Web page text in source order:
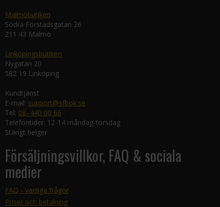
Malmöbutiken
Södra Förstadsgatan 26
211 43 Malmö
Linköpingsbutiken
Nygatan 20
582 19 Linköping
Kundtjänst
E-mail: support@sfbok.se
Tel: 08–440 00 66
Telefontider: 12-14 måndag-torsdag
Stängt helger
Försäljningsvillkor, FAQ & sociala
medier
FAQ - vanliga frågor
Priser och betalning